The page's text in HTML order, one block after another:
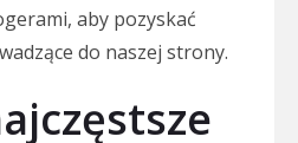
aby pozyskać
do naszej strony.